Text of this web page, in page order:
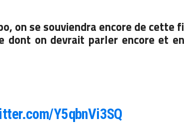
on se souviendra encore de cette
dont on devrait parler encore et
Y5qbnVi3SQ